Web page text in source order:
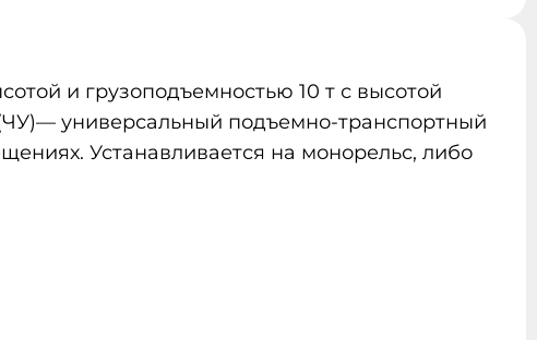
и грузоподъемностью 10 т с высотой
универсальный подъемно-транспортный
Устанавливается на монорельс, либо